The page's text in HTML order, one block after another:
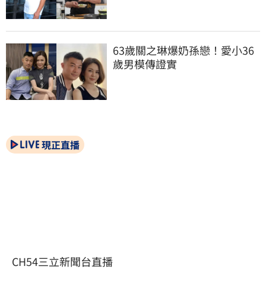
63歲關之琳爆奶孫戀！愛小36
歲男模傳證實
現正直播
CH54三立新聞台直播